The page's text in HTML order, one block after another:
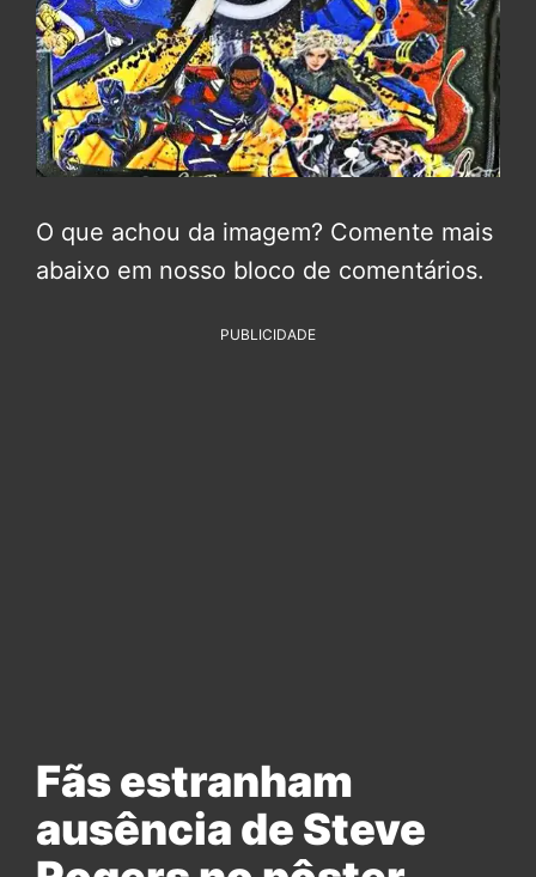
O que achou da imagem? Comente mais
abaixo em nosso bloco de comentários.
PUBLICIDADE
Fãs estranham
ausência de Steve